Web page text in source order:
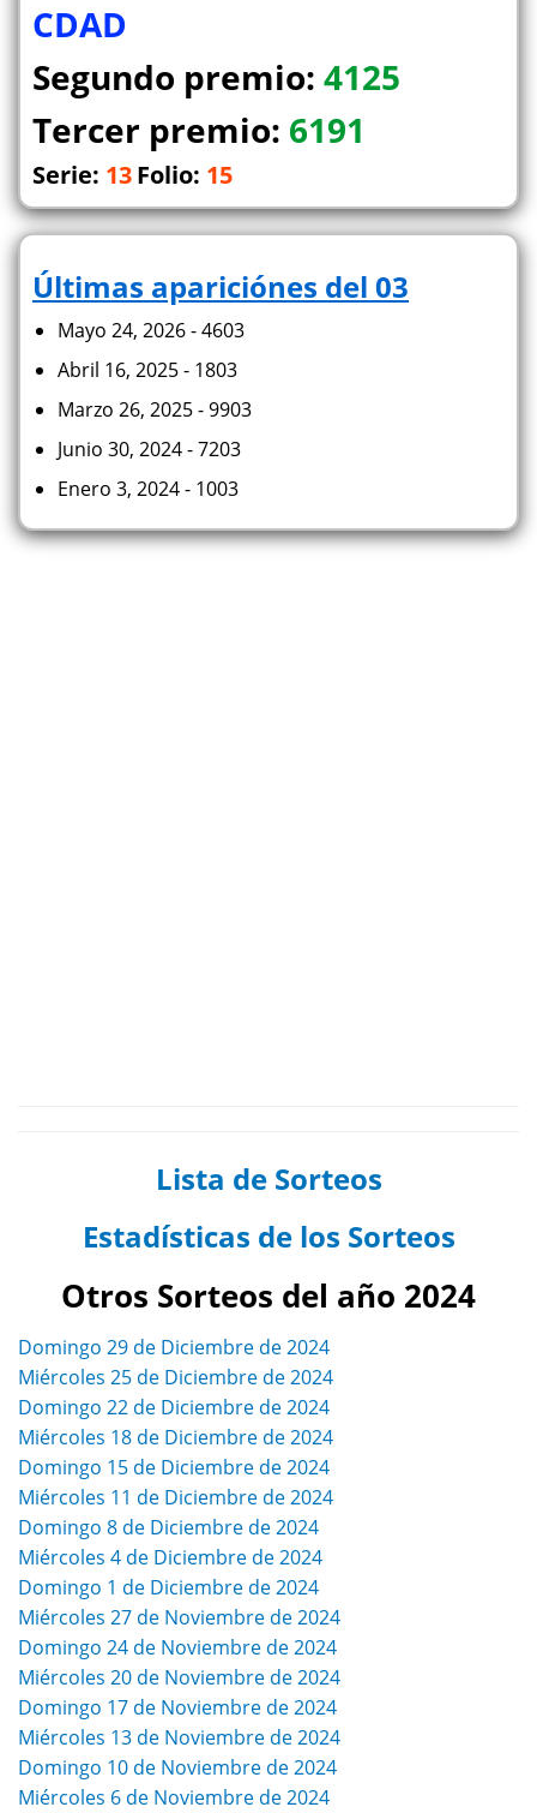
CDAD
Segundo premio: 4125
Tercer premio: 6191
Serie: 13Folio: 15
Últimas apariciónes del 03
Mayo 24, 2026 - 4603
Abril 16, 2025 - 1803
Marzo 26, 2025 - 9903
Junio 30, 2024 - 7203
Enero 3, 2024 - 1003
Lista de Sorteos
Estadísticas de los Sorteos
Otros Sorteos del año 2024
Domingo 29 de Diciembre de 2024
Miércoles 25 de Diciembre de 2024
Domingo 22 de Diciembre de 2024
Miércoles 18 de Diciembre de 2024
Domingo 15 de Diciembre de 2024
Miércoles 11 de Diciembre de 2024
Domingo 8 de Diciembre de 2024
Miércoles 4 de Diciembre de 2024
Domingo 1 de Diciembre de 2024
Miércoles 27 de Noviembre de 2024
Domingo 24 de Noviembre de 2024
Miércoles 20 de Noviembre de 2024
Domingo 17 de Noviembre de 2024
Miércoles 13 de Noviembre de 2024
Domingo 10 de Noviembre de 2024
Miércoles 6 de Noviembre de 2024